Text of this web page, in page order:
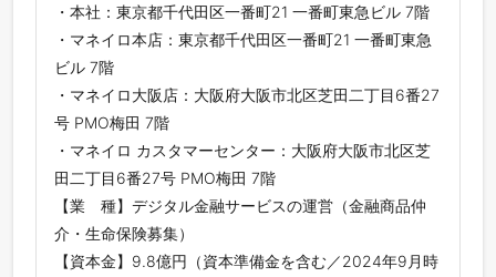
・本社：東京都千代田区一番町21 一番町東急ビル 7階
・マネイロ本店：東京都千代田区一番町21 一番町東急
ビル 7階
・マネイロ大阪店：大阪府大阪市北区芝田二丁目6番27
号 PMO梅田 7階
・マネイロ カスタマーセンター：大阪府大阪市北区芝
田二丁目6番27号 PMO梅田 7階
【業 種】デジタル金融サービスの運営（金融商品仲
介・生命保険募集）
【資本金】9.8億円（資本準備金を含む／2024年9月時